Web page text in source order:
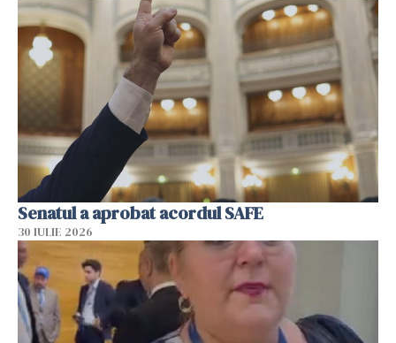
Senatul a aprobat acordul SAFE
30 IULIE 2026